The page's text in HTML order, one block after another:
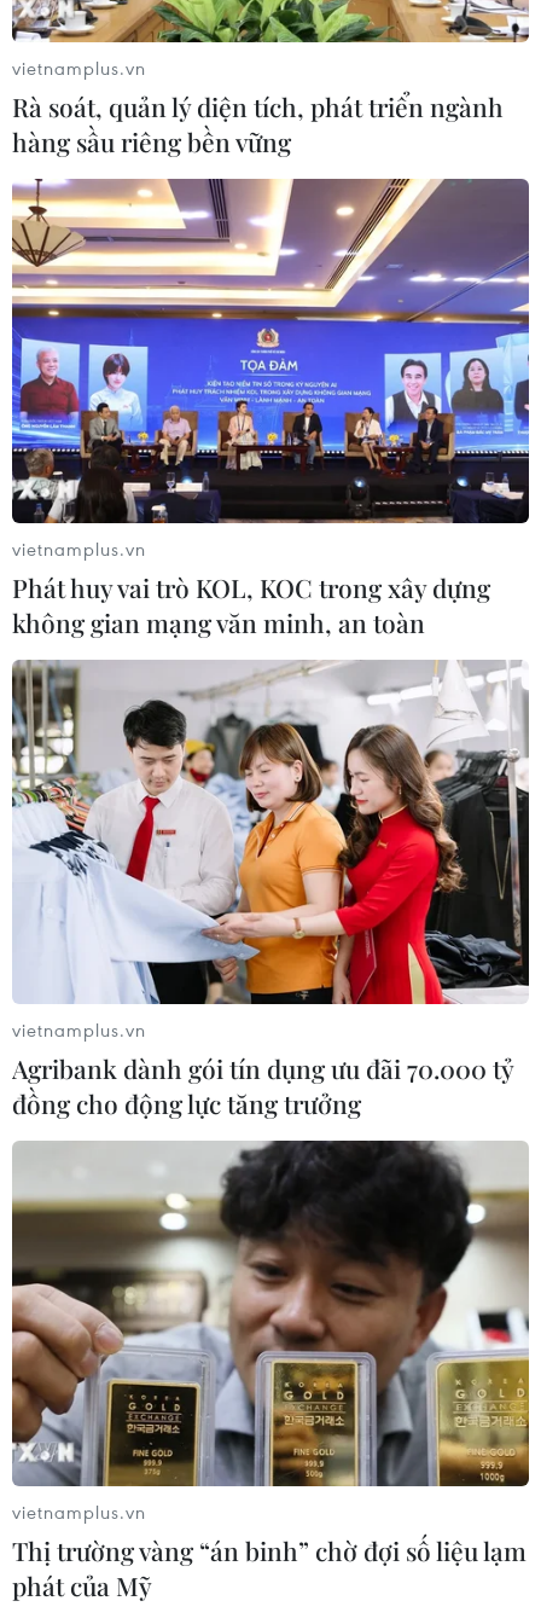
Khởi tố hình sự vụ án làm giả giấy tờ Bệnh
viện Bạch Mai
24/04/2019 13:16
Công an thị xã Từ Sơn, tỉnh Bắc Ninh xác nhận đã khởi
tố hình sự vụ án làm giả giấy tờ Bệnh viện Bạch Mai,
đồng thời khởi tố, ra lệnh tạm giam hình sự đối với 2 bị
can.
vietnamplus.vn
Rà soát, quản lý diện tích, phát triển ngành
hàng sầu riêng bền vững
vietnamplus.vn
Phát huy vai trò KOL, KOC trong xây dựng
không gian mạng văn minh, an toàn
vietnamplus.vn
Agribank dành gói tín dụng ưu đãi 70.000 tỷ
đồng cho động lực tăng trưởng
vietnamplus.vn
Thị trường vàng “án binh” chờ đợi số liệu lạm
phát của Mỹ